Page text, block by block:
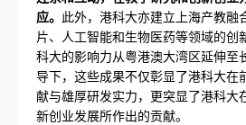
应。 此外，港科大亦建立上海产教融
片、人工智能和生物医药等领域的创
科大的影响力从粤港澳大湾区延伸至
导下，这些成果不仅彰显了港科大在
献与雄厚研发实力，更突显了港科大
新创业发展所作出的贡献。